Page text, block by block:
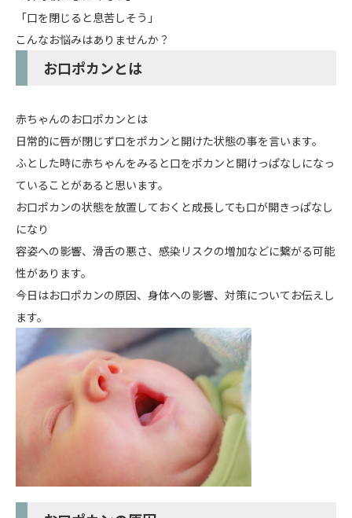
「口を閉じると息苦しそう」
こんなお悩みはありませんか？
お口ポカンとは
赤ちゃんのお口ポカンとは
日常的に唇が閉じず口をポカンと開けた状態の事を言います。
ふとした時に赤ちゃんをみると口をポカンと開けっぱなしになっ
ていることがあると思います。
お口ポカンの状態を放置しておくと成長しても口が開きっぱなし
になり
容姿への影響、滑舌の悪さ、感染リスクの増加などに繋がる可能
性があります。
今日はお口ポカンの原因、身体への影響、対策についてお伝えし
ます。